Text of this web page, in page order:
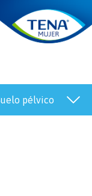
suelo pélvico